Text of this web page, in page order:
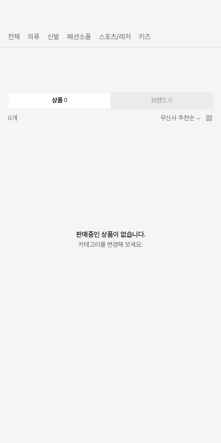
전체 의류 신발 패션소품 스포츠/레저 키즈
상품 0 브랜드 0
0개 무신사 추천순
판매중인 상품이 없습니다.
카테고리를 변경해 보세요.